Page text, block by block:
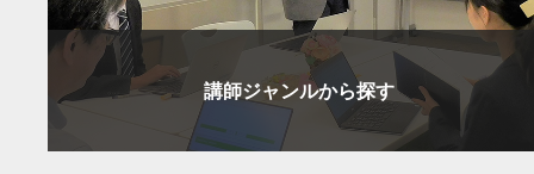
講師ジャンルから探す